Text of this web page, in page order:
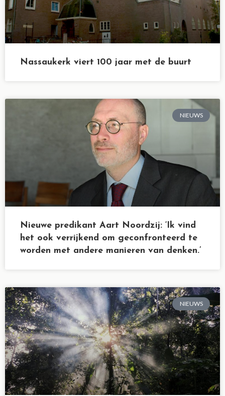
Nassaukerk viert 100 jaar met de buurt
NIEUWS
Nieuwe predikant Aart Noordzij: ‘Ik vind
het ook verrijkend om geconfronteerd te
worden met andere manieren van denken.’
NIEUWS